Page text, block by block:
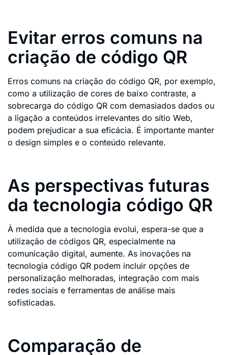
Evitar erros comuns na
criação de código QR
Erros comuns na criação do código QR, por exemplo,
como a utilização de cores de baixo contraste, a
sobrecarga do código QR com demasiados dados ou
a ligação a conteúdos irrelevantes do sítio Web,
podem prejudicar a sua eficácia. É importante manter
o design simples e o conteúdo relevante.
As perspectivas futuras
da tecnologia código QR
À medida que a tecnologia evolui, espera-se que a
utilização de códigos QR, especialmente na
comunicação digital, aumente. As inovações na
tecnologia código QR podem incluir opções de
personalização melhoradas, integração com mais
redes sociais e ferramentas de análise mais
sofisticadas.
Comparação de